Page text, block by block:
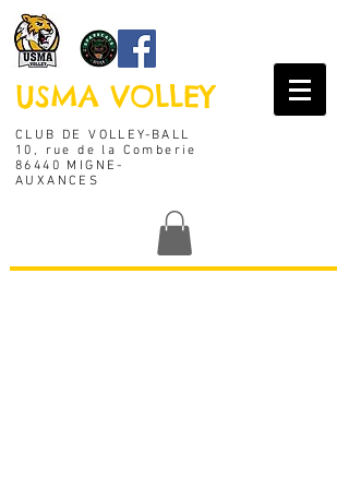
USMA VOLLEY
CLUB DE VOLLEY-BALL
10, rue de la Comberie
86440 MIGNE-
AUXANCES